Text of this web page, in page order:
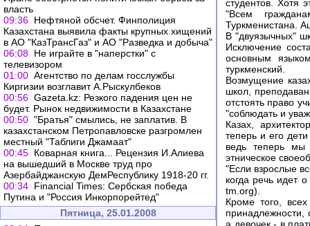
власть
09:36 Нефтяной обсчет. Финполиция
Казахстана выявила факты крупных хищений
в АО "КазТрансГаз" и АО "Разведка и добыча"
06:08 Не играйте в "наперстки" с
телевизором
01:00 Агентство по делам госслужбы
Киргизии возглавит А.Рыскулбеков
00:56 Gazeta.kz: Резкого падения цен не
будет. Рынок недвижимости в Казахстане
00:50 "Братья" смылись, не заплатив. В
казахстанском Петропавловске разгромлен
местный "Таблиги Джамаат"
00:45 Коварная книга... Рецензия И.Алиева
на вышедший в Москве труд про
Азербайджанскую ДемРеспублику 1918-20 гг.
00:34 Financial Times: Сербская победа
Путина и "Россия Инкорпорейтед"
Пятница, 25.01.2008
студентов. Хотя
"Всем
Туркменистана.
В "двуязычных"
Исключение
основным
туркменский.
Возмущение
школ,
отстоять право
"соблюдать и
Казах,
теперь и его
ведь теперь мы
этническое
"Если взрослые
когда речь идет
tm.org).
Кроме того,
принадлежности,